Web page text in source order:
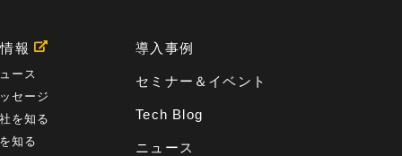
報
ース
セージ
を知る
知る
導入事例
セミナー＆イベント
Tech Blog
ニュース